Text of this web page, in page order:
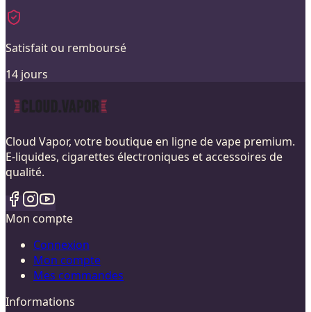
Satisfait ou remboursé
14 jours
Cloud Vapor, votre boutique en ligne de vape premium.
E-liquides, cigarettes électroniques et accessoires de
qualité.
Mon compte
Connexion
Mon compte
Mes commandes
Informations